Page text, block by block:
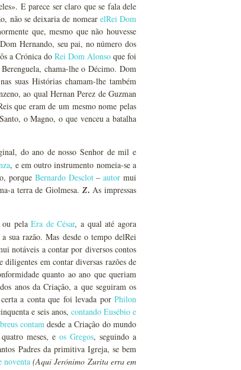
E parece ser claro que se fala dele
não se deixaria de nomear elRei Dom
que, mesmo que não houvesse
Hernando, seu pai, no número dos
a Crónica do Rei Dom Alonso que foi
chama-lhe o Décimo. Dom
suas Histórias chamam-lhe também
ao qual Hernan Perez de Guzman
que eram de um mesmo nome pelas
o Magno, o que venceu a batalha
do ano de nosso Senhor de mil e
, e em outro instrumento nomeia-se a
porque Bernardo Desclot–autor mui
a terra de Giolmesa. Z. As impressas
ou pelaEra de César, a qual até agora
sua razão. Mas desde o tempo delRei
notáveis a contar por diversos contos
em contar diversas razões de
quanto ao ano que queriam
anos da Criação, a que seguiram os
a conta que foi levada por Philon
e seis anos, contando Eusébio e
contamdesde a Criação do mundo
quatro meses, eos Gregos, seguindo a
Padres da primitiva Igreja, se bem
noventa (Aqui Jerónimo Zurita erra em